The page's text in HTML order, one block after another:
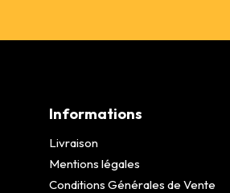
Informations
Livraison
Mentions légales
Conditions Générales de Vente